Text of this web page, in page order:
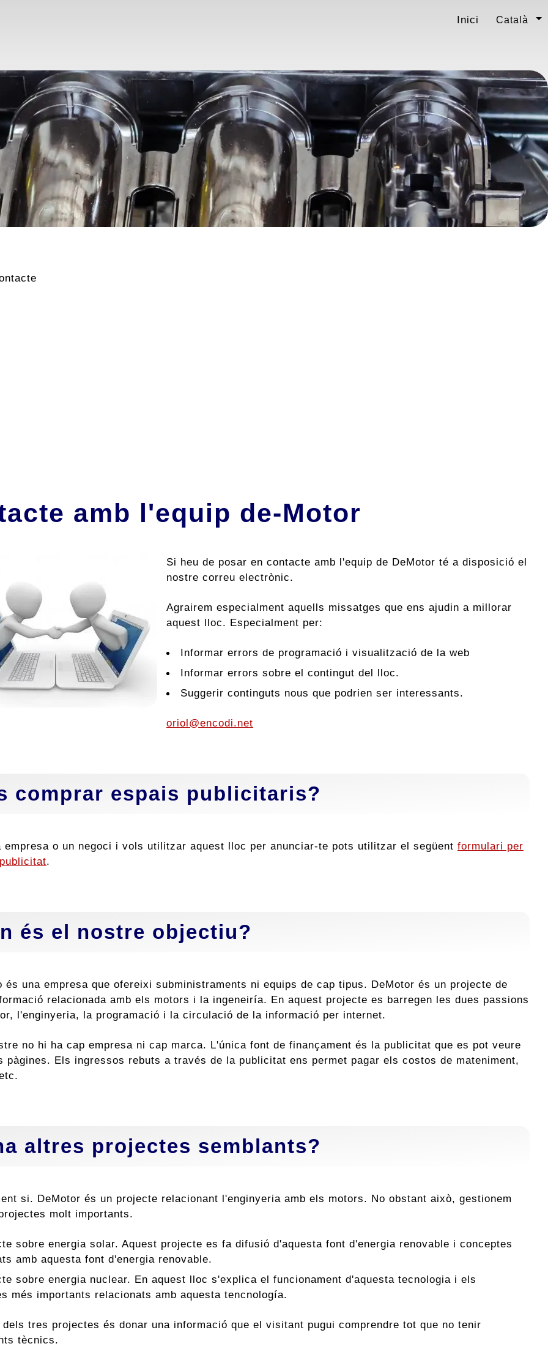
Inici Català
amb l'equip de-Motor
Si heu de posar en contacte amb l'equip de DeMotor té a disposició el
nostre correu electrònic.
Agrairem especialment aquells missatges que ens ajudin a millorar
aquest lloc. Especialment per:
Informar errors de programació i visualització de la web
Informar errors sobre el contingut del lloc.
Suggerir continguts nous que podrien ser interessants.
oriol@encodi.net
comprar espais publicitaris?
empresa o un negoci i vols utilitzar aquest lloc per anunciar-te pots utilitzar el següent formulari per
.
és el nostre objectiu?
és una empresa que ofereixi subministraments ni equips de cap tipus. DeMotor és un projecte de
relacionada amb els motors i la ingeneiría. En aquest projecte es barregen les dues passions
l'enginyeria, la programació i la circulació de la informació per internet.
no hi ha cap empresa ni cap marca. L'única font de finançament és la publicitat que es pot veure
pàgines. Els ingressos rebuts a través de la publicitat ens permet pagar els costos de mateniment,
altres projectes semblants?
si. DeMotor és un projecte relacionant l'enginyeria amb els motors. No obstant això, gestionem
molt importants.
sobre energia solar. Aquest projecte es fa difusió d'aquesta font d'energia renovable i conceptes
amb aquesta font d'energia renovable.
sobre energia nuclear. En aquest lloc s'explica el funcionament d'aquesta tecnologia i els
més importants relacionats amb aquesta tencnología.
tres projectes és donar una informació que el visitant pugui comprendre tot que no tenir
tècnics.